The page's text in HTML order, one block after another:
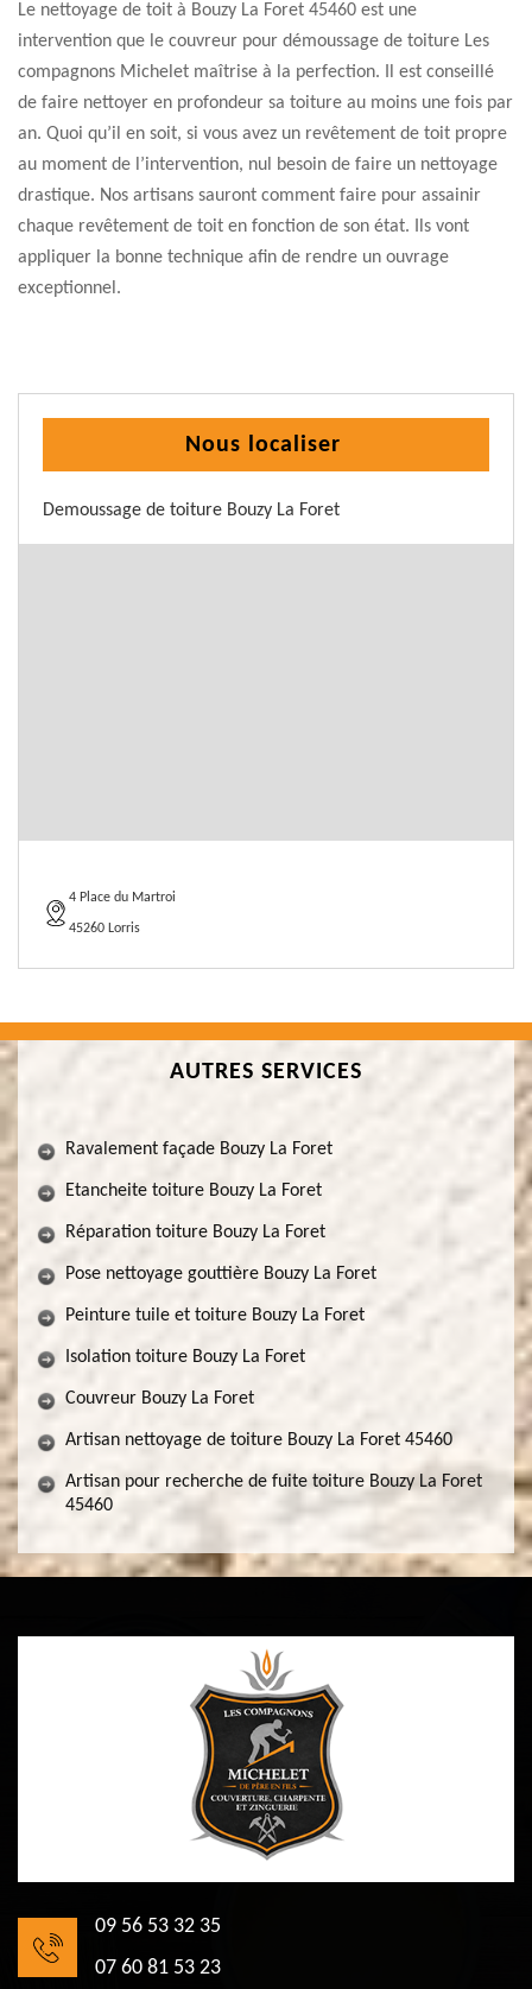
Le nettoyage de toit à Bouzy La Foret 45460 est une
intervention que le couvreur pour démoussage de toiture Les
compagnons Michelet maîtrise à la perfection. Il est conseillé
de faire nettoyer en profondeur sa toiture au moins une fois par
an. Quoi qu’il en soit, si vous avez un revêtement de toit propre
au moment de l’intervention, nul besoin de faire un nettoyage
drastique. Nos artisans sauront comment faire pour assainir
chaque revêtement de toit en fonction de son état. Ils vont
appliquer la bonne technique afin de rendre un ouvrage
exceptionnel.
Nous localiser
Demoussage de toiture Bouzy La Foret
4 Place du Martroi
45260 Lorris
AUTRES SERVICES
Ravalement façade Bouzy La Foret
Etancheite toiture Bouzy La Foret
Réparation toiture Bouzy La Foret
Pose nettoyage gouttière Bouzy La Foret
Peinture tuile et toiture Bouzy La Foret
Isolation toiture Bouzy La Foret
Couvreur Bouzy La Foret
Artisan nettoyage de toiture Bouzy La Foret 45460
Artisan pour recherche de fuite toiture Bouzy La Foret
45460
09 56 53 32 35
07 60 81 53 23